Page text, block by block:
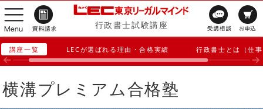
行政書士試験講座
講座一覧 LECが選ばれる理由・合格実績 行政書士とは（仕
横溝プレミアム合格塾